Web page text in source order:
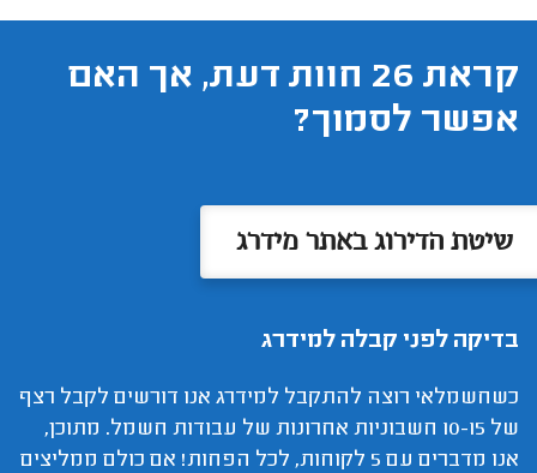
קראת 26 חוות דעת, אך האם
אפשר לסמוך?
שיטת הדירוג באתר מידרג
בדיקה לפני קבלה למידרג
כשחשמלאי רוצה להתקבל למידרג אנו דורשים לקבל רצף
של 10-15 חשבוניות אחרונות של עבודות חשמל. מתוכן,
אנו מדברים עם 5 לקוחות, לכל הפחות! אם כולם ממליצים